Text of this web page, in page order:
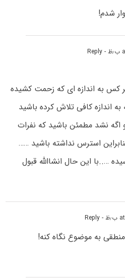
شدم!
- Reply
کس به اندازه ای که زحمت کشیده
اندازه کافی تلاش کرده باشید
نشد مطمئن باشید که نفرات
استرس نداشته باشید ……
…..با این حال انشاالله قبول
- Reply
منطقی به موضوع نگاه کنه!